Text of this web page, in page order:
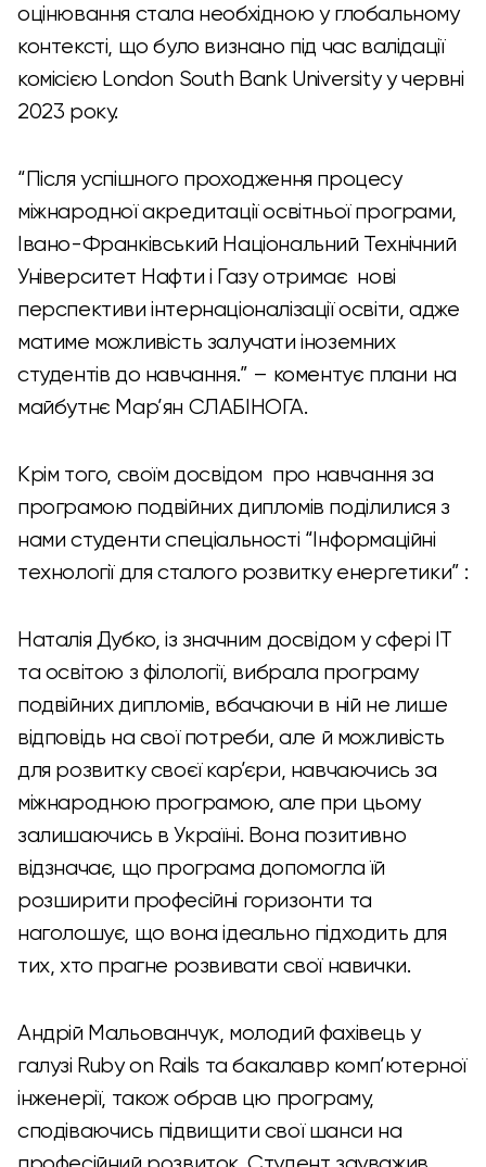
оцінювання стала необхідною у глобальному
контексті, що було визнано під час валідації
комісією London South Bank University у червні
2023 року.
“Після успішного проходження процесу
міжнародної акредитації освітньої програми,
Івано-Франківський Національний Технічний
Університет Нафти і Газу отримає нові
перспективи інтернаціоналізації освіти, адже
матиме можливість залучати іноземних
студентів до навчання.” – коментує плани на
майбутнє Мар’ян СЛАБІНОГА.
Крім того, своїм досвідом про навчання за
програмою подвійних дипломів поділилися з
нами студенти спеціальності “Інформаційні
технології для сталого розвитку енергетики” :
Наталія Дубко, із значним досвідом у сфері ІТ
та освітою з філології, вибрала програму
подвійних дипломів, вбачаючи в ній не лише
відповідь на свої потреби, але й можливість
для розвитку своєї кар’єри, навчаючись за
міжнародною програмою, але при цьому
залишаючись в Україні. Вона позитивно
відзначає, що програма допомогла їй
розширити професійні горизонти та
наголошує, що вона ідеально підходить для
тих, хто прагне розвивати свої навички.
Андрій Мальованчук, молодий фахівець у
галузі Ruby on Rails та бакалавр комп’ютерної
інженерії, також обрав цю програму,
сподіваючись підвищити свої шанси на